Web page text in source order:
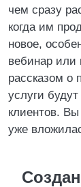
чем сразу
когда им
новое,
вебинар или
рассказом о
услуги
клиентов. Вы
уже